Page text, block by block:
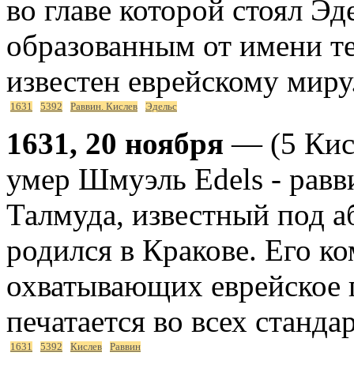
во главе которой стоял
образованным от имени
известен еврейскому
1631 5392 Раввин. Кислев Эдельс
1631, 20 ноября — (5
умер Шмуэль Edels -
Талмуда, известный под
родился в Кракове. Его
охватывающих
печатается во всех
1631 5392 Кислев Раввин